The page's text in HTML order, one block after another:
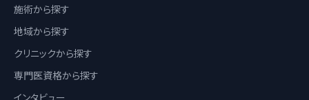
施術から探す
地域から探す
クリニックから探す
専門医資格から探す
インタビュー